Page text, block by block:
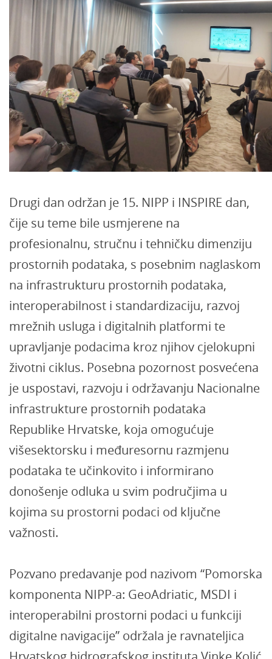
Drugi dan održan je 15. NIPP i INSPIRE dan,
čije su teme bile usmjerene na
profesionalnu, stručnu i tehničku dimenziju
prostornih podataka, s posebnim naglaskom
na infrastrukturu prostornih podataka,
interoperabilnost i standardizaciju, razvoj
mrežnih usluga i digitalnih platformi te
upravljanje podacima kroz njihov cjelokupni
životni ciklus. Posebna pozornost posvećena
je uspostavi, razvoju i održavanju Nacionalne
infrastrukture prostornih podataka
Republike Hrvatske, koja omogućuje
višesektorsku i međuresornu razmjenu
podataka te učinkovito i informirano
donošenje odluka u svim područjima u
kojima su prostorni podaci od ključne
važnosti.
Pozvano predavanje pod nazivom “Pomorska
komponenta NIPP-a: GeoAdriatic, MSDI i
interoperabilni prostorni podaci u funkciji
digitalne navigacije” održala je ravnateljica